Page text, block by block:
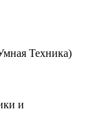
Техника)
и